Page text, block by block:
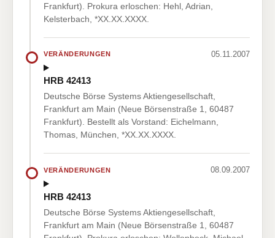
Frankfurt). Prokura erloschen: Hehl, Adrian,
Kelsterbach, *XX.XX.XXXX.
VERÄNDERUNGEN 05.11.2007
HRB 42413
Deutsche Börse Systems Aktiengesellschaft,
Frankfurt am Main (Neue Börsenstraße 1, 60487
Frankfurt). Bestellt als Vorstand: Eichelmann,
Thomas, München, *XX.XX.XXXX.
VERÄNDERUNGEN 08.09.2007
HRB 42413
Deutsche Börse Systems Aktiengesellschaft,
Frankfurt am Main (Neue Börsenstraße 1, 60487